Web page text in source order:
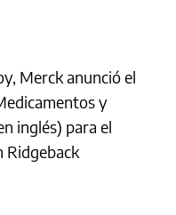
Merck anunció el
y
inglés) para el
Ridgeback